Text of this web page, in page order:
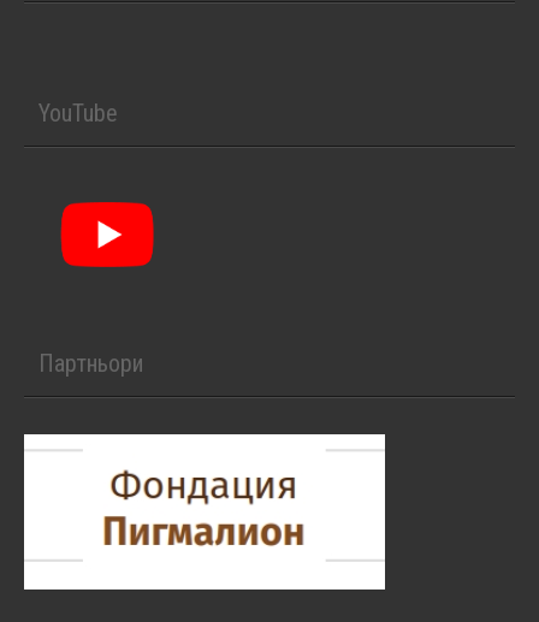
YouTube
Партньори